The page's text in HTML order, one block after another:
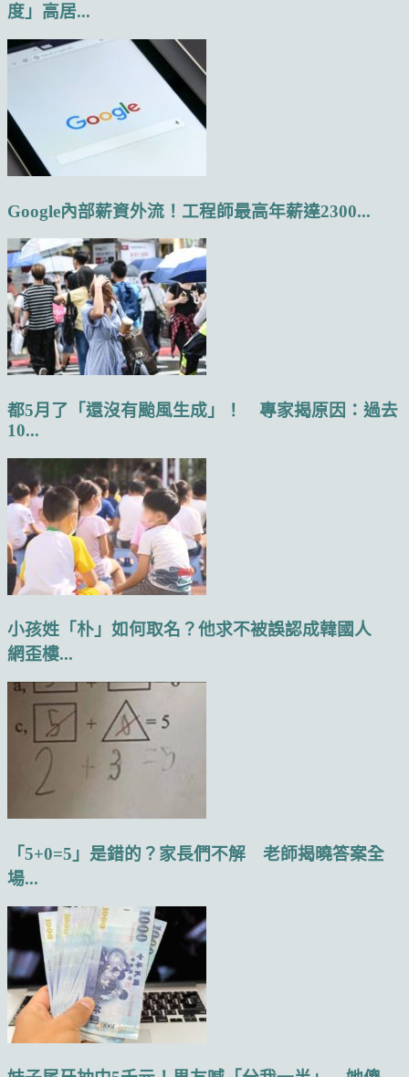
度」高居...
Google內部薪資外流！工程師最高年薪達2300...
都5月了「還沒有颱風生成」！ 專家揭原因：過去
10...
小孩姓「朴」如何取名？他求不被誤認成韓國人
網歪樓...
「5+0=5」是錯的？家長們不解 老師揭曉答案全
場...